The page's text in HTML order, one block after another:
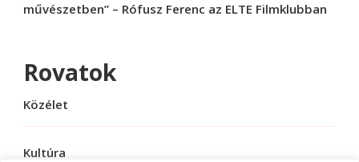
művészetben” – Rófusz Ferenc az ELTE Filmklubban
Rovatok
Közélet
Kultúra